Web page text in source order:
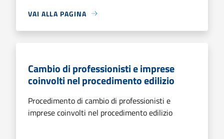
VAI ALLA PAGINA
Cambio di professionisti e imprese
coinvolti nel procedimento edilizio
Procedimento di cambio di professionisti e
imprese coinvolti nel procedimento edilizio